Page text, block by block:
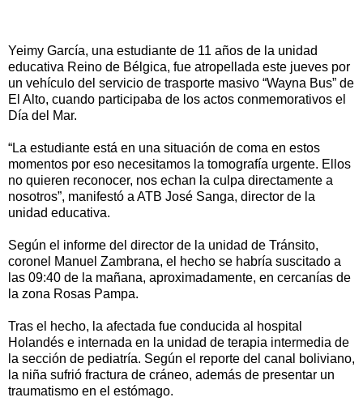
Yeimy García, una estudiante de 11 años de la unidad
educativa Reino de Bélgica, fue atropellada este jueves por
un vehículo del servicio de trasporte masivo “Wayna Bus” de
El Alto, cuando participaba de los actos conmemorativos el
Día del Mar.
“La estudiante está en una situación de coma en estos
momentos por eso necesitamos la tomografía urgente. Ellos
no quieren reconocer, nos echan la culpa directamente a
nosotros”, manifestó a ATB José Sanga, director de la
unidad educativa.
Según el informe del director de la unidad de Tránsito,
coronel Manuel Zambrana, el hecho se habría suscitado a
las 09:40 de la mañana, aproximadamente, en cercanías de
la zona Rosas Pampa.
Tras el hecho, la afectada fue conducida al hospital
Holandés e internada en la unidad de terapia intermedia de
la sección de pediatría. Según el reporte del canal boliviano,
la niña sufrió fractura de cráneo, además de presentar un
traumatismo en el estómago.